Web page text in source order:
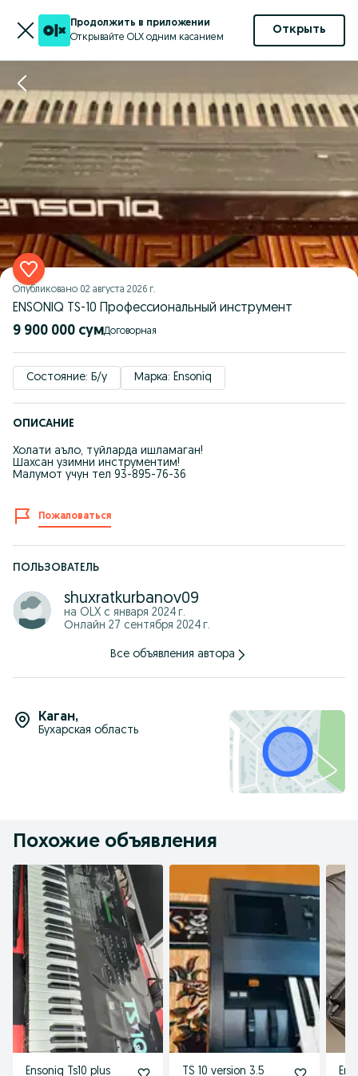
Продолжить в приложении
Открывайте OLX одним касанием
Открыть
Опубликовано 02 августа 2026 г.
ENSONIQ TS-10 Профессиональный инструмент
9 900 000 сум Договорная
Состояние: Б/у Марка: Ensoniq
ОПИСАНИЕ
Холати аъло, туйларда ишламаган!
Шахсан узимни инструментим!
Малумот учун тел 93-895-76-36
Пожаловаться
ПОЛЬЗОВАТЕЛЬ
shuxratkurbanov09
на OLX с января 2024 г.
Онлайн 27 сентября 2024 г.
Все объявления автора
Каган,
Бухарская область
Похожие объявления
Ensoniq Ts10 plus TS 10 version 3.5